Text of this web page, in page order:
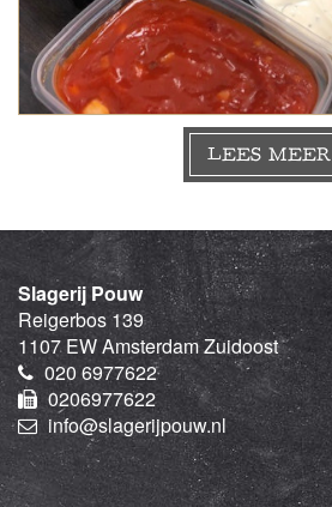
LEES MEER
Slagerij Pouw
Reigerbos 139
1107 EW Amsterdam Zuidoost
020 6977622
0206977622
info@slagerijpouw.nl